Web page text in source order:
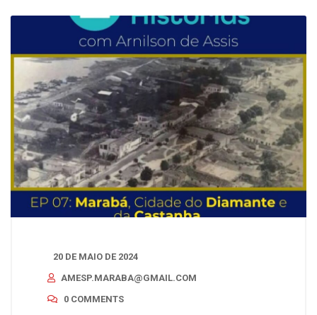
20 DE MAIO DE 2024
AMESP.MARABA@GMAIL.COM
0 COMMENTS